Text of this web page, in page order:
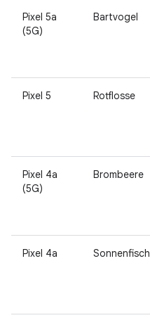
Pixel 5a
(5G)
Bartvogel
Pixel 5 Rotflosse
Pixel 4a
(5G)
Brombeere
Pixel 4a Sonnenfisch